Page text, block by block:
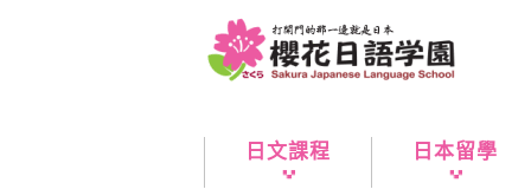
日文課程 日本留學